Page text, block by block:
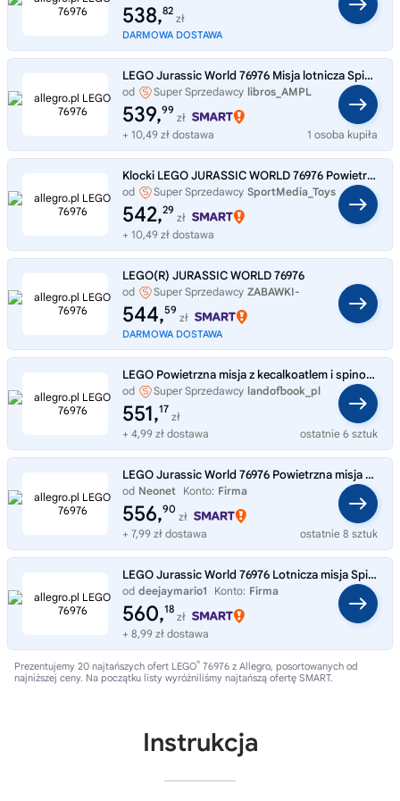
538,82
zł
DARMOWA DOSTAWA
LEGO Jurassic World 76976 Misja lotnicza Spinosaurus i Quetzalcoatl LEGO
od Super Sprzedawcy libros_AMPL
539,99
zł
+ 10,49 zł dostawa
1 osoba kupiła
Klocki LEGO JURASSIC WORLD 76976 Powietrzna misja z kecalkoatlem prezent 8+
od Super Sprzedawcy SportMedia_Toys
542,29
zł
+ 10,49 zł dostawa
LEGO(R) JURASSIC WORLD 76976
od Super Sprzedawcy ZABAWKI-
SZYBKO
544,59
zł
DARMOWA DOSTAWA
LEGO Powietrzna misja z kecalkoatlem i spinozaurem 76976
od Super Sprzedawcy landofbook_pl
551,17
zł
+ 4,99 zł dostawa
ostatnie 6 sztuk
LEGO Jurassic World 76976 Powietrzna misja z kecalkoatlem i spino
od Neonet Konto: Firma
556,90
zł
+ 7,99 zł dostawa
ostatnie 8 sztuk
LEGO Jurassic World 76976 Lotnicza misja Spinozaura i Quetzalcoatla
od deejaymario1 Konto: Firma
560,18
zł
+ 8,99 zł dostawa
Prezentujemy 20 najtańszych ofert LEGO® 76976 z Allegro, posortowanych od
najniższej ceny. Na początku listy wyróżniliśmy najtańszą ofertę SMART.
Instrukcja